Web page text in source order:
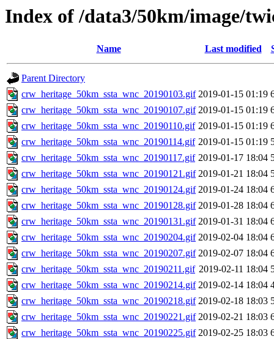
Index of /data3/50km/image/
Name Last modified
Parent Directory
crw_heritage_50km_ssta_wnc_20190103.gif 2019-01-15 01:19
crw_heritage_50km_ssta_wnc_20190107.gif 2019-01-15 01:19
crw_heritage_50km_ssta_wnc_20190110.gif 2019-01-15 01:19
crw_heritage_50km_ssta_wnc_20190114.gif 2019-01-15 01:19
crw_heritage_50km_ssta_wnc_20190117.gif 2019-01-17 18:04
crw_heritage_50km_ssta_wnc_20190121.gif 2019-01-21 18:04
crw_heritage_50km_ssta_wnc_20190124.gif 2019-01-24 18:04
crw_heritage_50km_ssta_wnc_20190128.gif 2019-01-28 18:04
crw_heritage_50km_ssta_wnc_20190131.gif 2019-01-31 18:04
crw_heritage_50km_ssta_wnc_20190204.gif 2019-02-04 18:04
crw_heritage_50km_ssta_wnc_20190207.gif 2019-02-07 18:04
crw_heritage_50km_ssta_wnc_20190211.gif 2019-02-11 18:04
crw_heritage_50km_ssta_wnc_20190214.gif 2019-02-14 18:04
crw_heritage_50km_ssta_wnc_20190218.gif 2019-02-18 18:03
crw_heritage_50km_ssta_wnc_20190221.gif 2019-02-21 18:03
crw_heritage_50km_ssta_wnc_20190225.gif 2019-02-25 18:03